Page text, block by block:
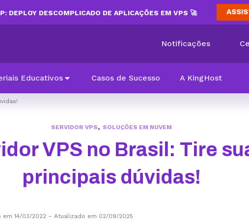
DEPLOY DESCOMPLICADO DE APLICAÇÕES EM VPS 🚀
Notificações
Educativos Casos de Sucesso A KingHost
SERVIDOR VPS, SOLUÇÕES EM NUVEM
VPS no Brasil: Tire
principais dúvidas!
em 14/03/2022 – Atualizado em 02/09/2025